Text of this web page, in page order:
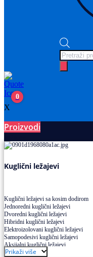
Products
search
0
X
Proizvodi
Kuglični ležajevi
Kuglični ležajevi sa kosim dodirom
Jednoredni kuglični ležajevi
Dvoredni kuglični ležajevi
Hibridni kuglični ležajevi
Elektroizolovani kuglični ležajevi
Samopodesivi kuglični ležajevi
Aksijalni kuglični ležajevi
Kuglični ležajevi od nerđajućeg čelika
Prikaži više